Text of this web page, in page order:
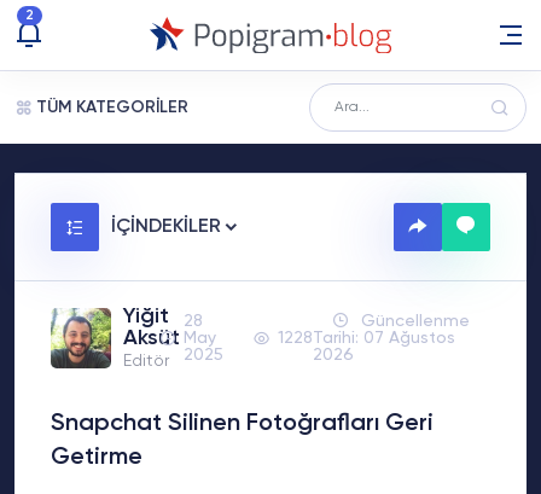
2
TÜM KATEGORİLER
İÇİNDEKİLER
Yiğit
Aksüt
Editör
28
May
2025
1228
Güncellenme
Tarihi: 07 Ağustos
2026
Snapchat Silinen Fotoğrafları Geri
Getirme